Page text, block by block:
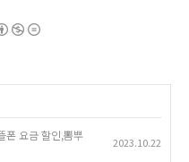
폰 요금 할인,뽐뿌
2023.10.22